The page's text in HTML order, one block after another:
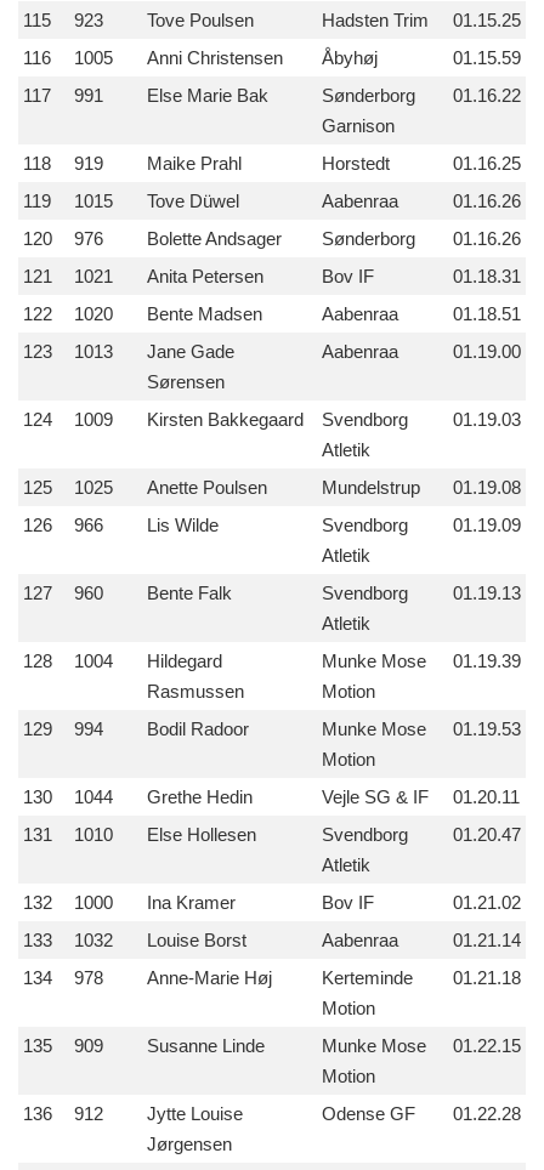
115
923 Tove Poulsen Hadsten Trim
01.15.25
116
1005 Anni Christensen Åbyhøj
01.15.59
117
991 Else Marie Bak
Sønderborg
Garnison
01.16.22
118 919 Maike Prahl Horstedt
01.16.25
119
1015 Tove Düwel Aabenraa
01.16.26
120
976 Bolette Andsager Sønderborg
01.16.26
121
1021 Anita Petersen Bov IF
01.18.31
122
1020 Bente Madsen Aabenraa
01.18.51
123
1013
Jane Gade
Sørensen
Aabenraa 01.19.00
124 1009 Kirsten Bakkegaard
Svendborg
Atletik
01.19.03
125 1025 Anette Poulsen Mundelstrup
01.19.08
126
966 Lis Wilde
Svendborg
Atletik
01.19.09
127 960 Bente Falk
Svendborg
Atletik
01.19.13
128 1004
Hildegard
Rasmussen
Munke Mose
Motion
01.19.39
129 994 Bodil Radoor
Munke Mose
Motion
01.19.53
130 1044 Grethe Hedin Vejle SG & IF
01.20.11
131
1010 Else Hollesen
Svendborg
Atletik
01.20.47
132 1000 Ina Kramer Bov IF
01.21.02
133
1032 Louise Borst Aabenraa
01.21.14
134
978 Anne-Marie Høj
Kerteminde
Motion
01.21.18
135 909 Susanne Linde
Munke Mose
Motion
01.22.15
136 912
Jytte Louise
Jørgensen
Odense GF 01.22.28